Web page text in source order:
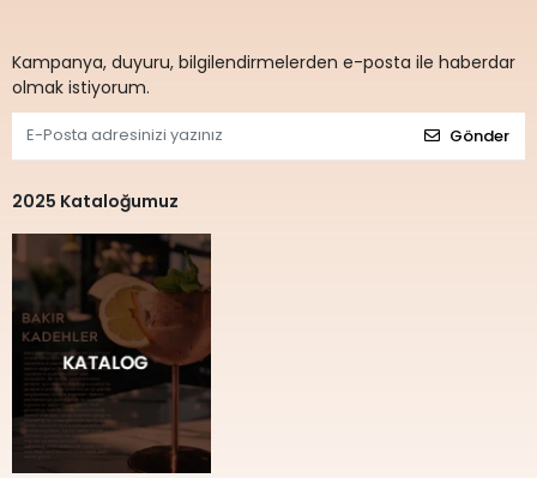
Kampanya, duyuru, bilgilendirmelerden e-posta ile haberdar
olmak istiyorum.
Gönder
2025 Kataloğumuz